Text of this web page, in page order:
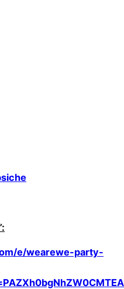
e/wearewe-party-